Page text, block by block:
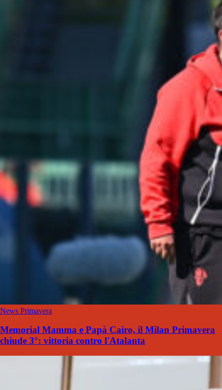
News Primavera
Memorial Mamma e Papà Cairo, il Milan Primavera
chiude 3°: vittoria contro l'Atalanta